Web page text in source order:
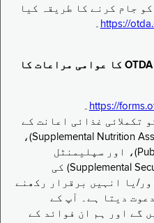
جام کرنے کا طریقہ کیا
https:// ۔
ہمیں اپنی رائے سے آگاہ کریں! OTDA کا عوامی مراعات کا
https:// ۔
تکملائی غذائی اعانت کے
پروگرام (Supplemental Nutrition Assistance Program, SNAP)،
عوامی معاونت (Public Assistance, PA)، اور سپلیمنٹل
سیکیورٹی انکم (Supplemental Security Income, SSI) کی
یا انہیں برقرار رکھنے
دیتا ہے۔ آپ کے
گے اور ہم ان فوائد کے